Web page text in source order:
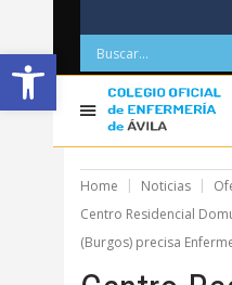
Abrir barra de herramientas
Home Noticias
Centro Residencial
(Burgos) precisa